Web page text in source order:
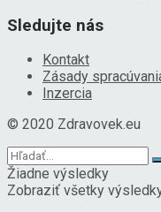
Sledujte nás
Kontakt
Zásady
Inzercia
© 2020 Zdravovek.eu
Žiadne výsledky
Zobraziť všetky